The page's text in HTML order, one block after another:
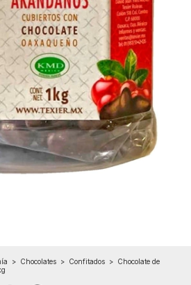
> Chocolates > Confitados > Chocolate de